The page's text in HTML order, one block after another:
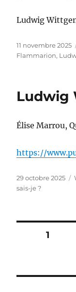
Ludwig
Publié
le
11 novembre 2025
Flammarion,
Ludwig
Élise Marrou,
https://
Publié
le
29 octobre 2025
sais-je ?
PAGE1